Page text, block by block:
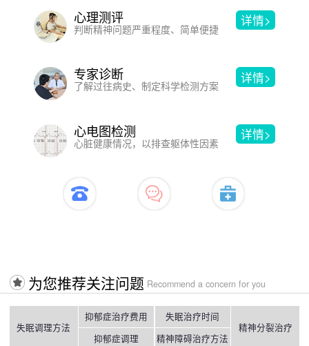
心理测评
判断精神问题严重程度、简单便捷
详情>
专家诊断
了解过往病史、制定科学检测方案
详情>
心电图检测
心脏健康情况，以排查躯体性因素
详情>
为您推荐关注问题 Recommend a concern for you
失眠调理方法
抑郁症治疗费用
抑郁症调理
失眠治疗时间
精神障碍治疗方法
精神分裂治疗